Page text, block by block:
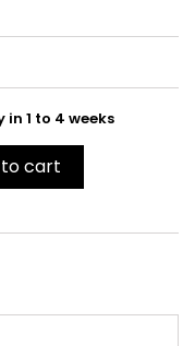
in 1 to 4 weeks
cart